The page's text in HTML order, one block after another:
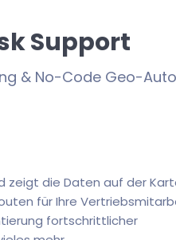
Support
& No-Code Geo-
zeigt die Daten auf der
für Ihre
fortschrittlicher